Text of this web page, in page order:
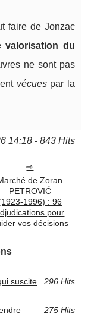
faire de Jonzac
valorisation du
ne sont pas
vécuespar la
14:18 - 843 Hits
de Zoran
PETROVIĆ
: 96
pour
vos décisions
suscite
296 Hits
275 Hits